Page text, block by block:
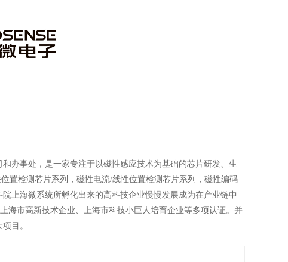
和办事处，是一家专注于以磁性感应技术为基础的芯片研发、生
置检测芯片系列，磁性电流/线性位置检测芯片系列，磁性编码
上海微系统所孵化出来的高科技企业慢慢发展成为在产业链中
海市高新技术企业、上海市科技小巨人培育企业等多项认证。并
目。